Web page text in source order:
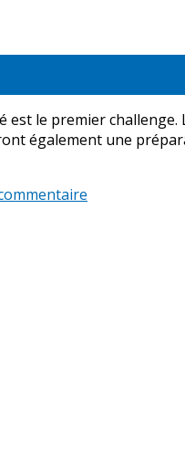
le premier challenge.
également une